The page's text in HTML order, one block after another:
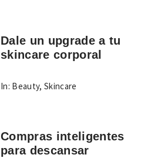
Dale un upgrade a tu
skincare corporal
In: Beauty,Skincare
Compras inteligentes
para descansar